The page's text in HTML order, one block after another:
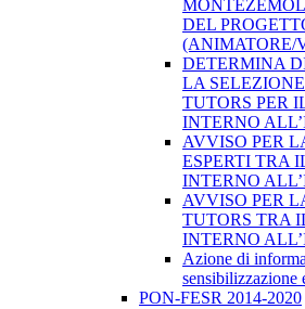
DEL
(ANIMATORE/
DETERMINA
LA
TUTORS PER
INTERNO
AVVISO PER
ESPERTI TRA
INTERNO
AVVISO PER
TUTORS TRA
INTERNO
Azione di
sensibilizzazione
PON-FESR 2014-2020